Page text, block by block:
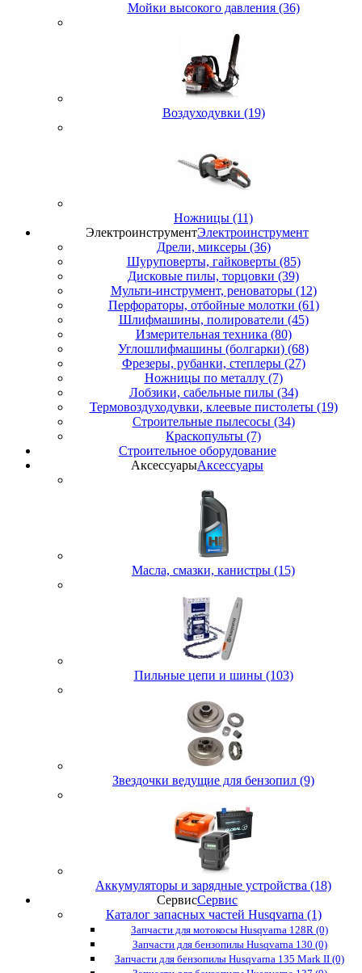
Мойки высокого давления (36)
Воздуходувки (19)
Ножницы (11)
ЭлектроинструментЭлектроинструмент
Дрели, миксеры (36)
Шуруповерты, гайковерты (85)
Дисковые пилы, торцовки (39)
Мульти-инструмент, реноваторы (12)
Перфораторы, отбойные молотки (61)
Шлифмашины, полирователи (45)
Измерительная техника (80)
Углошлифмашины (болгарки) (68)
Фрезеры, рубанки, степлеры (27)
Ножницы по металлу (7)
Лобзики, сабельные пилы (34)
Термовоздуходувки, клеевые пистолеты (19)
Строительные пылесосы (34)
Краскопульты (7)
Строительное оборудование
АксессуарыАксессуары
Масла, смазки, канистры (15)
Пильные цепи и шины (103)
Звездочки ведущие для бензопил (9)
Аккумуляторы и зарядные устройства (18)
СервисСервис
Каталог запасных частей Husqvarna (1)
Запчасти для мотокосы Husqvarna 128R (0)
Запчасти для бензопилы Husqvarna 130 (0)
Запчасти для бензопилы Husqvarna 135 Mark II (0)